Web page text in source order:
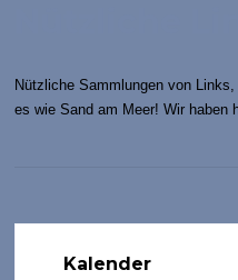
Nützliche Sammlungen von
es wie Sand am Meer! Wir haben
Kalender